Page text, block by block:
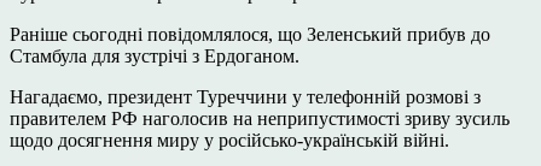
Раніше сьогодні повідомлялося, що Зеленський прибув до
Стамбула для зустрічі з Ердоганом.
Нагадаємо, президент Туреччини у телефонній розмові з
правителем РФ наголосив на неприпустимості зриву зусиль
щодо досягнення миру у російсько-українській війні.